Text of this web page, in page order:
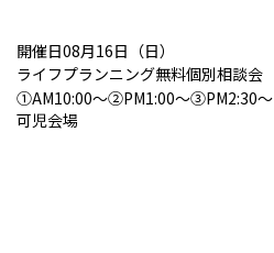
開催日08月16日（日）
ライフプランニング無料個別相談会
①AM10:00～②PM1:00～③PM2:30～
可児会場